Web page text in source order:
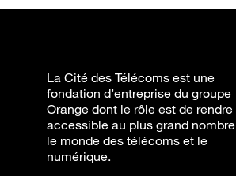
La Cité des Télécoms est une
fondation d’entreprise du groupe
Orange dont le rôle est de rendre
accessible au plus grand nombre
le monde des télécoms et le
numérique.